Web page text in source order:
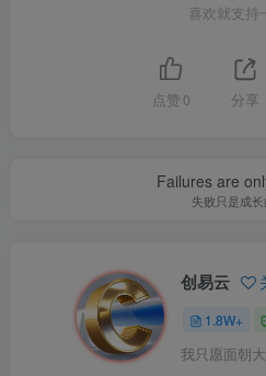
喜欢就支持
点赞 0 分享
Failures are
失败只是成
创易云
1.8W+
我只愿面朝